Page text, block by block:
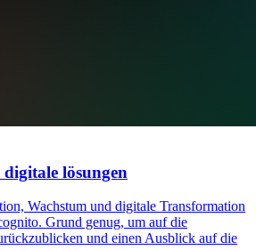
lösungen
Wachstum und digitale Transformation
Grund genug, um auf die
und einen Ausblick auf die